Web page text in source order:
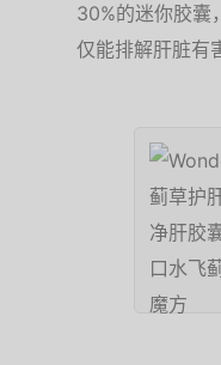
30%的迷你胶囊
仅能排解肝脏有